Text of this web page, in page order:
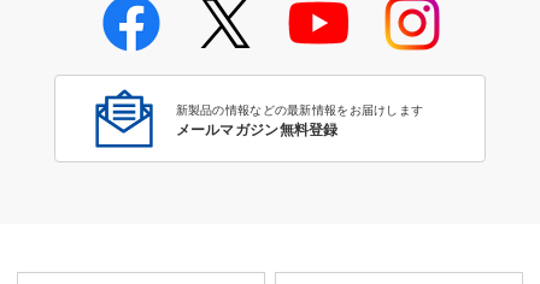
学校教育のICT環境整備特集
新製品の情報などの最新情報をお届けします
メールマガジン無料登録